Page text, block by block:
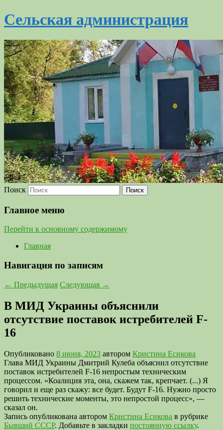
Сельская администрация
Поиск
Главное меню
Перейти к основному содержимому
Главная
Навигация по записям
← Предыдущая Следующая →
В МИД Украины объяснили
отсутствие поставок истребителей F-
16
Опубликовано 8 июня, 2023 автором Кристина Есикова
Глава МИД Украины Дмитрий Кулеба объяснил отсутствие
поставок истребителей F-16 непростым техническим
процессом. «Коалиция эта, она, скажем так, крепчает. (...) Я
говорил и еще раз скажу: все будет. Будут F-16. Нужно просто
решить технические моменты, это непростой процесс», —
сказал он.
Запись опубликована автором Кристина Есикова в рубрике
Бывший СССР. Добавьте в закладки постоянную ссылку.